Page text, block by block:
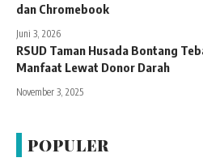
dan Chromebook
Juni 3, 2026
RSUD Taman Husada Bontang
Manfaat Lewat Donor Darah
November 3, 2025
POPULER